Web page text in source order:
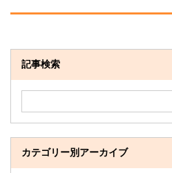
記事検索
カテゴリー別アーカイブ